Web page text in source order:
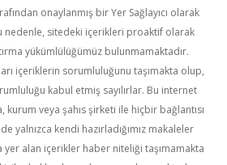
onaylanmış bir Yer Sağlayıcı olarak
nedenle, sitedeki içerikleri proaktif olarak
yükümlülüğümüz bulunmamaktadır.
içeriklerin sorumluluğunu taşımakta olup,
kabul etmiş sayılırlar. Bu internet
veya şahıs şirketi ile hiçbir bağlantısı
yalnızca kendi hazırladığımız makaleler
yer alan içerikler haber niteliği taşımamakta